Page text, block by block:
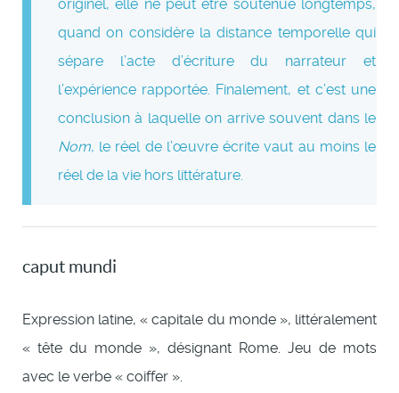
originel, elle ne peut être soutenue longtemps,
quand on considère la distance temporelle qui
sépare l’acte d’écriture du narrateur et
l’expérience rapportée. Finalement, et c’est une
conclusion à laquelle on arrive souvent dans le
Nom, le réel de l’œuvre écrite vaut au moins le
réel de la vie hors littérature.
caput mundi
Expression latine, « capitale du monde », littéralement
« tête du monde », désignant Rome. Jeu de mots
avec le verbe « coiffer ».